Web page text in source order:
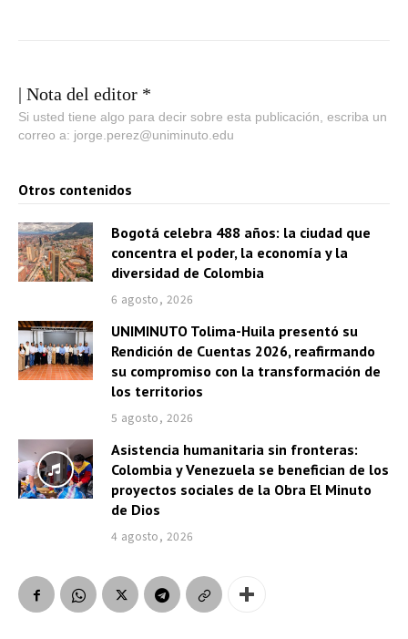
| Nota del editor *
Si usted tiene algo para decir sobre esta publicación, escriba un
correo a: jorge.perez@uniminuto.edu
Otros contenidos
Bogotá celebra 488 años: la ciudad que
concentra el poder, la economía y la
diversidad de Colombia
6 agosto, 2026
UNIMINUTO Tolima-Huila presentó su
Rendición de Cuentas 2026, reafirmando
su compromiso con la transformación de
los territorios
5 agosto, 2026
Asistencia humanitaria sin fronteras:
Colombia y Venezuela se benefician de los
proyectos sociales de la Obra El Minuto
de Dios
4 agosto, 2026